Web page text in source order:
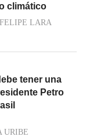
climático
FELIPE LARA
tener una
Petro
URIBE